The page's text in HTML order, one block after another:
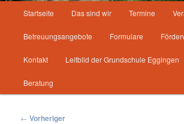
Startseite Das sind wir Termine
Betreuungsangebote Formulare
Kontakt Leitbild der Grundschule Eggingen
Beratung
Beitragsnavigation
← Vorheriger